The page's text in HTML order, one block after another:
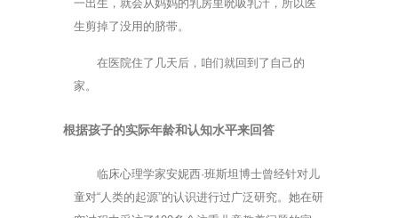
一出生，就会从妈妈的乳房里吮吸乳汁，所以医
生剪掉了没用的脐带。
在医院住了几天后，咱们就回到了自己的
家。
根据孩子的实际年龄和认知水平来回答
临床心理学家安妮西·班斯坦博士曾经针对儿
童对“人类的起源”的认识进行过广泛研究。她在研